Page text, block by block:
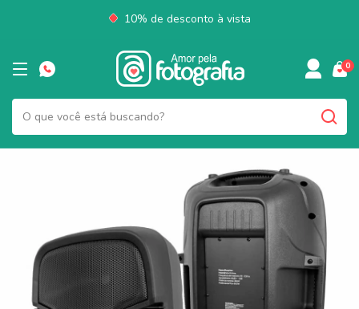
10% de desconto à vista
0